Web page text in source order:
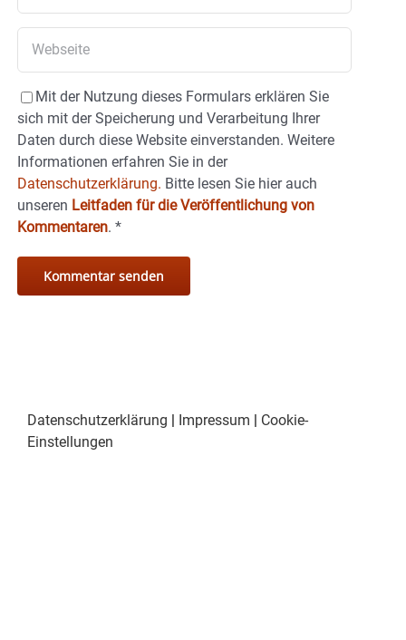
Mit der Nutzung dieses Formulars erklären Sie
sich mit der Speicherung und Verarbeitung Ihrer
Daten durch diese Website einverstanden. Weitere
Informationen erfahren Sie in der
Datenschutzerklärung. Bitte lesen Sie hier auch
unseren Leitfaden für die Veröffentlichung von
Kommentaren. *
Datenschutzerklärung | Impressum | Cookie-
Einstellungen